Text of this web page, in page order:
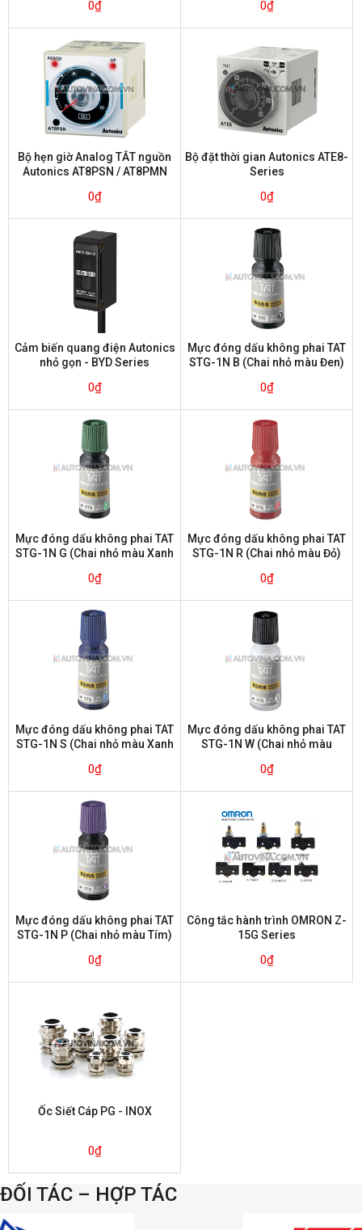
0₫ 0₫
Bộ hẹn giờ Analog TẮT nguồn
Autonics AT8PSN / AT8PMN
0₫
Bộ đặt thời gian Autonics ATE8-
Series
0₫
Cảm biến quang điện Autonics
nhỏ gọn - BYD Series
0₫
Mực đóng dấu không phai TAT
STG-1N B (Chai nhỏ màu Đen)
0₫
Mực đóng dấu không phai TAT
STG-1N G (Chai nhỏ màu Xanh
0₫
Mực đóng dấu không phai TAT
STG-1N R (Chai nhỏ màu Đỏ)
0₫
Mực đóng dấu không phai TAT
STG-1N S (Chai nhỏ màu Xanh
0₫
Mực đóng dấu không phai TAT
STG-1N W (Chai nhỏ màu
0₫
Mực đóng dấu không phai TAT
STG-1N P (Chai nhỏ màu Tím)
0₫
Công tắc hành trình OMRON Z-
15G Series
0₫
Ốc Siết Cáp PG - INOX
0₫
ĐỐI TÁC – HỢP TÁC